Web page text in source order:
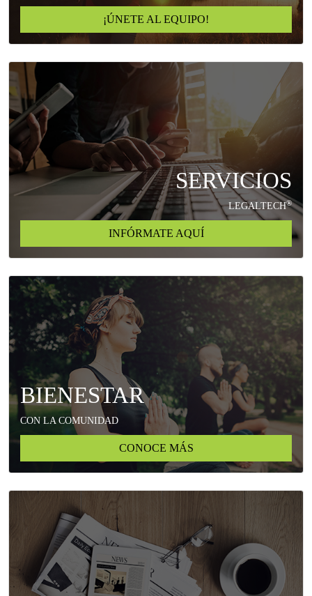
¡ÚNETE AL EQUIPO!
SERVICIOS
LEGALTECH®
INFÓRMATE AQUÍ
BIENESTAR
CON LA COMUNIDAD
CONOCE MÁS